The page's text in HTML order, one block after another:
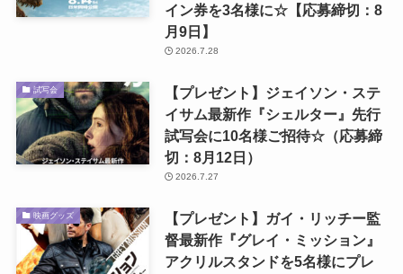
イン券を3名様に☆【応募締切：8
月9日】
2026.7.28
試写会
【プレゼント】ジェイソン・ステ
イサム最新作『シェルター』先行
試写会に10名様ご招待☆（応募締
切：8月12日）
2026.7.27
映画グッズ
【プレゼント】ガイ・リッチー監
督最新作『グレイ・ミッション』
アクリルスタンドを5名様にプレ